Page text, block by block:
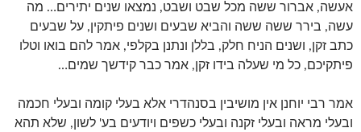
אעשה, אברור ששה מכל שבט ושבט, נמצאו שנים יתירים… מה
עשה, בירר ששה ששה והביא שבעים ושנים פיתקין, על שבעים
כתב זקן, ושנים הניח חלק, בללן ונתנן בקלפי, אמר להם בואו וטלו
פיתקיכם, כל מי שעלה בידו זקן, אמר כבר קידשך שמים…
אמר רבי יוחנן אין מושיבין בסנהדרי אלא בעלי קומה ובעלי חכמה
ובעלי מראה ובעלי זקנה ובעלי כשפים ויודעים בע' לשון, שלא תהא